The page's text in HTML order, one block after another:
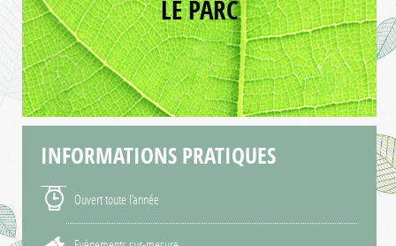
LE PARC
INFORMATIONS PRATIQUES
Ouvert toute l’année